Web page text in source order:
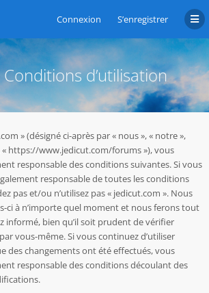
Connexion S’enregistrer
d’utilisation
» (désigné ci-après par « nous », « notre »,
« https://www.jedicut.com/forums »), vous
responsable des conditions suivantes. Si vous
responsable de toutes les conditions
pas et/ou n’utilisez pas « jedicut.com ». Nous
ci à n’importe quel moment et nous ferons tout
informé, bien qu’il soit prudent de vérifier
vous-même. Si vous continuez d’utiliser
des changements ont été effectués, vous
responsable des conditions découlant des